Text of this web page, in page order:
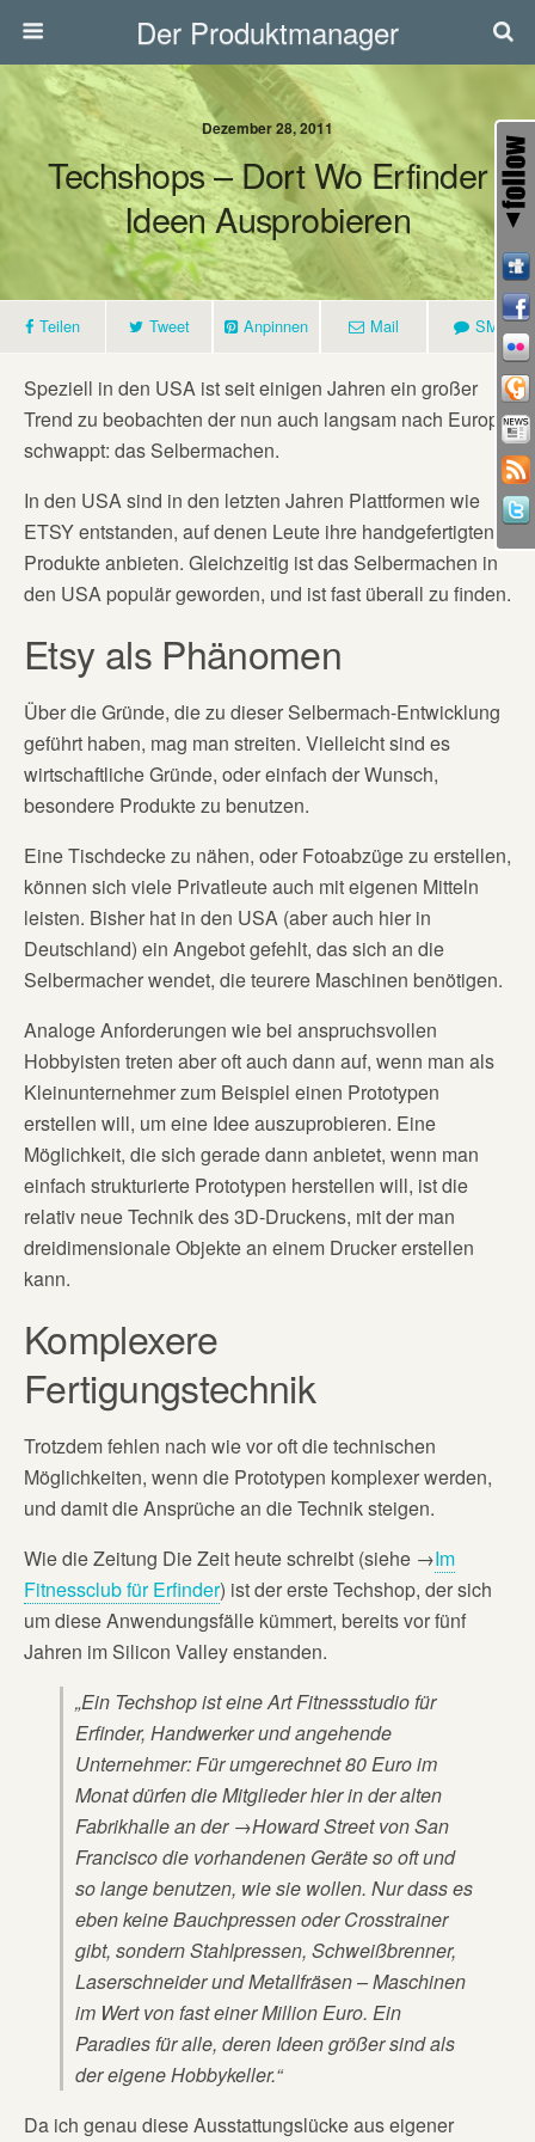
Der Produktmanager
Dezember 28, 2011
Techshops – Dort Wo Erfinder
Ideen Ausprobieren
Teilen Tweet Anpinnen Mail SMS
Speziell in den USA ist seit einigen Jahren ein großer
Trend zu beobachten der nun auch langsam nach Europa
schwappt: das Selbermachen.
In den USA sind in den letzten Jahren Plattformen wie
ETSY entstanden, auf denen Leute ihre handgefertigten
Produkte anbieten. Gleichzeitig ist das Selbermachen in
den USA populär geworden, und ist fast überall zu finden.
Etsy als Phänomen
Über die Gründe, die zu dieser Selbermach-Entwicklung
geführt haben, mag man streiten. Vielleicht sind es
wirtschaftliche Gründe, oder einfach der Wunsch,
besondere Produkte zu benutzen.
Eine Tischdecke zu nähen, oder Fotoabzüge zu erstellen,
können sich viele Privatleute auch mit eigenen Mitteln
leisten. Bisher hat in den USA (aber auch hier in
Deutschland) ein Angebot gefehlt, das sich an die
Selbermacher wendet, die teurere Maschinen benötigen.
Analoge Anforderungen wie bei anspruchsvollen
Hobbyisten treten aber oft auch dann auf, wenn man als
Kleinunternehmer zum Beispiel einen Prototypen
erstellen will, um eine Idee auszuprobieren. Eine
Möglichkeit, die sich gerade dann anbietet, wenn man
einfach strukturierte Prototypen herstellen will, ist die
relativ neue Technik des 3D-Druckens, mit der man
dreidimensionale Objekte an einem Drucker erstellen
kann.
Komplexere
Fertigungstechnik
Trotzdem fehlen nach wie vor oft die technischen
Möglichkeiten, wenn die Prototypen komplexer werden,
und damit die Ansprüche an die Technik steigen.
Wie die Zeitung Die Zeit heute schreibt (siehe →Im
Fitnessclub für Erfinder) ist der erste Techshop, der sich
um diese Anwendungsfälle kümmert, bereits vor fünf
Jahren im Silicon Valley enstanden.
„Ein Techshop ist eine Art Fitnessstudio für
Erfinder, Handwerker und angehende
Unternehmer: Für umgerechnet 80 Euro im
Monat dürfen die Mitglieder hier in der alten
Fabrikhalle an der →Howard Street von San
Francisco die vorhandenen Geräte so oft und
so lange benutzen, wie sie wollen. Nur dass es
eben keine Bauchpressen oder Crosstrainer
gibt, sondern Stahlpressen, Schweißbrenner,
Laserschneider und Metallfräsen – Maschinen
im Wert von fast einer Million Euro. Ein
Paradies für alle, deren Ideen größer sind als
der eigene Hobbykeller.“
Da ich genau diese Ausstattungslücke aus eigener